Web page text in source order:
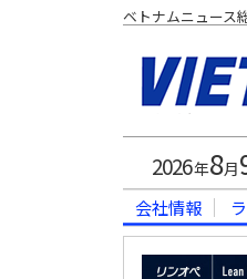
ベトナムニュース
2026年8月
会社情報